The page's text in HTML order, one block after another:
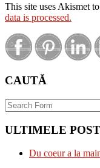
This site uses Akismet
data is processed.
CAUTĂ
ULTIMELE
Du coeur a la